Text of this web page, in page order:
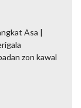
Asa |
zon kawal